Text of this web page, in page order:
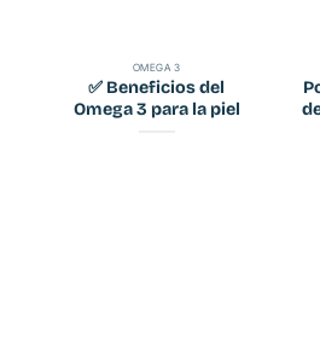
OMEGA 3
✅ Beneficios del
Omega 3 para la piel